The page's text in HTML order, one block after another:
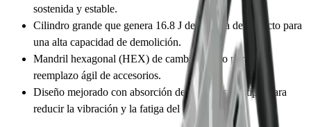
sostenida y estable.
Cilindro grande que genera 16.8 J de energía de impacto para
una alta capacidad de demolición.
Mandril hexagonal (HEX) de cambio rápido para un
reemplazo ágil de accesorios.
Diseño mejorado con absorción de impactos múltiple para
reducir la vibración y la fatiga del operador.